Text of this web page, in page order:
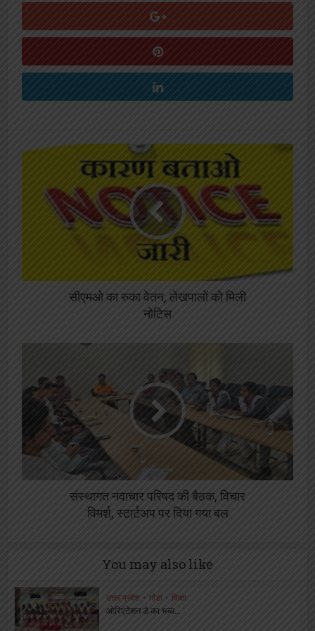
सीएमओ का रुका वेतन, लेखपालों को मिली
नोटिस
संस्थागत नवाचार परिषद की बैठक, विचार
विमर्श, स्टार्टअप पर दिया गया बल
You may also like
उत्तर प्रदेश • गोंडा • शिक्षा
ओरिएंटेशन डे का भब्य...